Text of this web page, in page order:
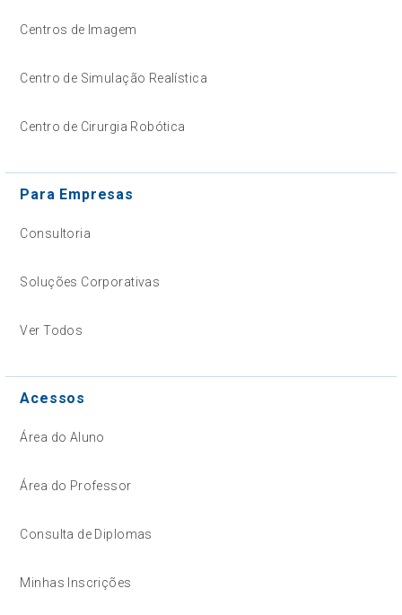
Centros de Imagem
Centro de Simulação Realística
Centro de Cirurgia Robótica
Para Empresas
Consultoria
Soluções Corporativas
Ver Todos
Acessos
Área do Aluno
Área do Professor
Consulta de Diplomas
Minhas Inscrições